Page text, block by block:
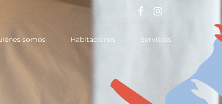
somos Habitaciones Servicios